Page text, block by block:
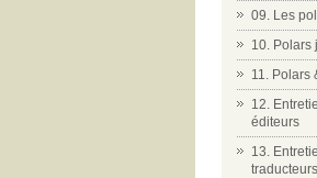
09. Les
10. Polars
11. Polars
12.
éditeurs
13.
traducteurs